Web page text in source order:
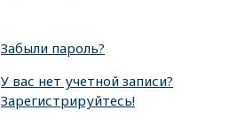
Забыли пароль?
У вас нет учетной записи?
Зарегистрируйтесь!